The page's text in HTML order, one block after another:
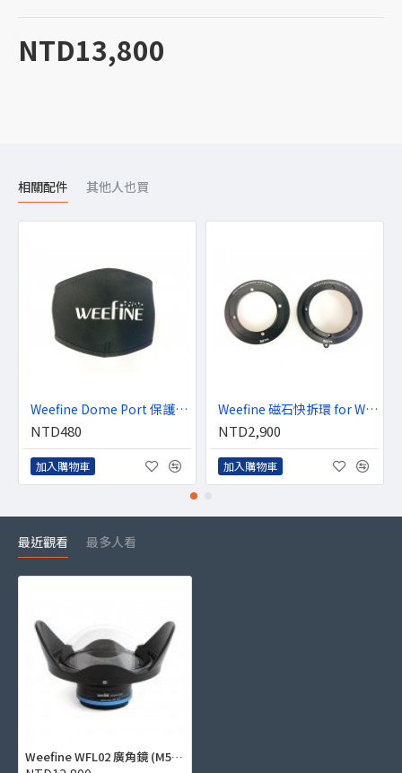
NTD13,800
相關配件 其他人也買
Weefine Dome Port 保護套 for WFL02 廣角鏡 (M52)
NTD480
加入購物車
Weefine 磁石快拆環 for WFL02 廣角鏡 (M52)
NTD2,900
加入購物車
最近觀看 最多人看
Weefine WFL02 廣角鏡 (M52, 設計給24mm鏡頭使用無暗角)